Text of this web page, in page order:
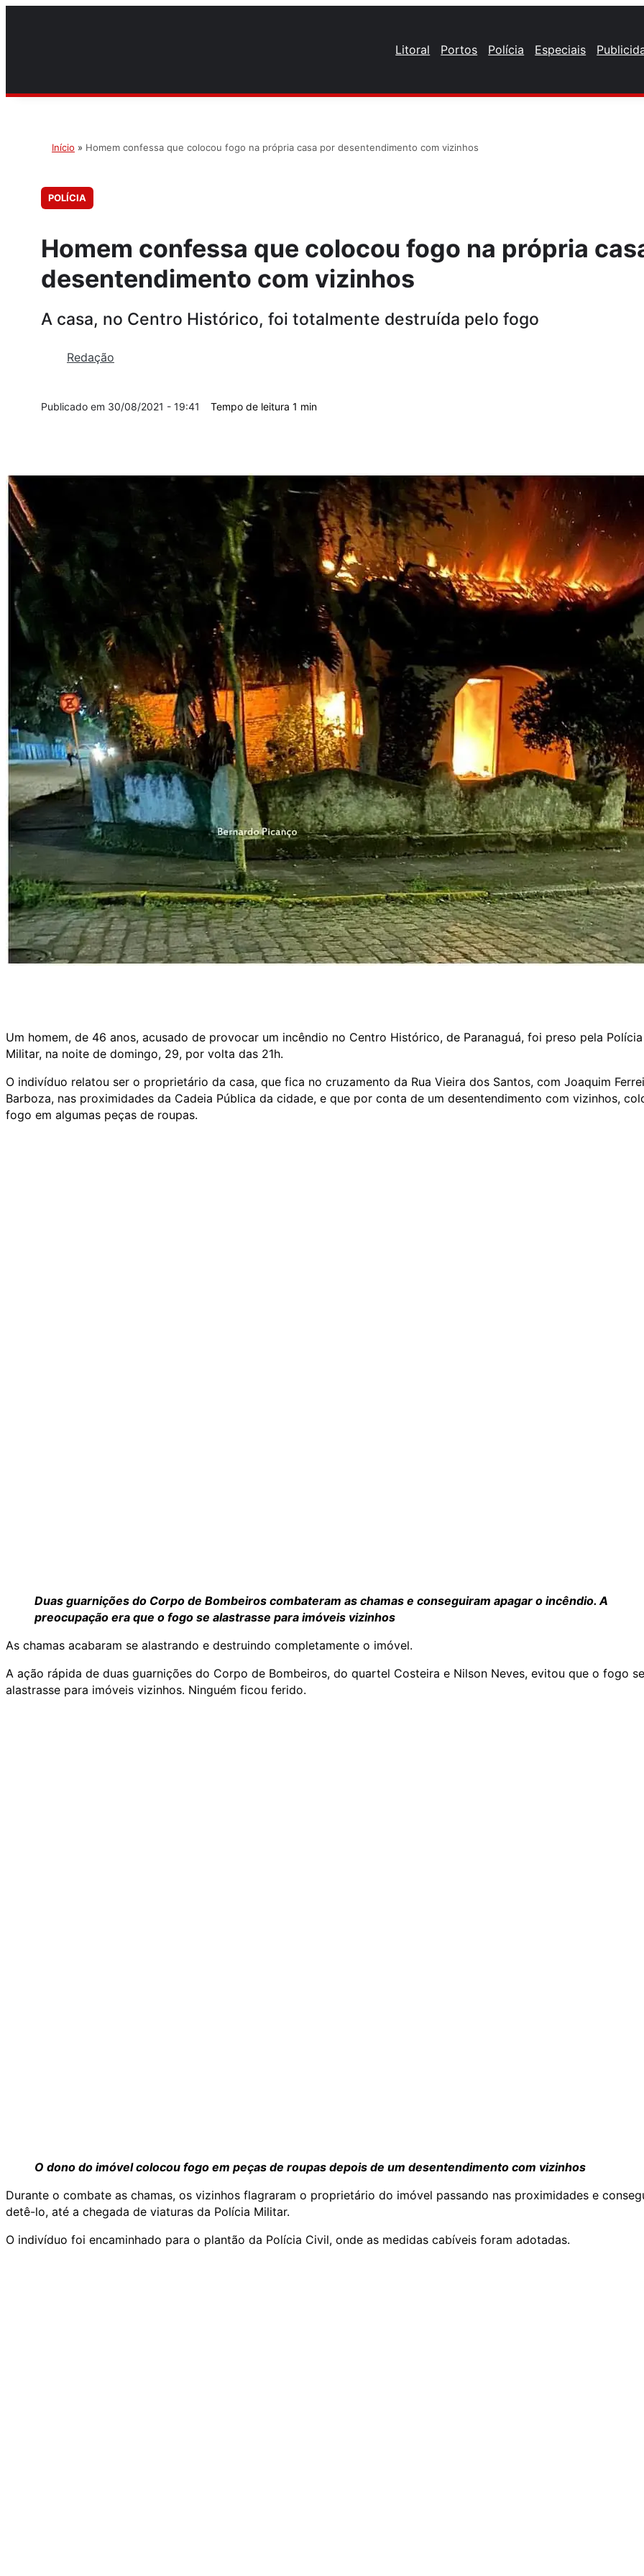
Litoral Portos Polícia Especiais
Início » Homem confessa que colocou fogo na própria casa por desentendimento com vizinhos
POLÍCIA
Homem confessa que colocou fogo na própria
desentendimento com vizinhos
A casa, no Centro Histórico, foi totalmente destruída pelo fogo
Redação
30/08/2021 - 19:41
Um homem, de 46 anos, acusado de provocar um incêndio no Centro Histórico, de Paranaguá, foi preso pela Polícia
Militar, na noite de domingo, 29, por volta das 21h.
O indivíduo relatou ser o proprietário da casa, que fica no cruzamento da Rua Vieira dos Santos, com Joaquim
Barboza, nas proximidades da Cadeia Pública da cidade, e que por conta de um desentendimento com vizinhos,
fogo em algumas peças de roupas.
Duas guarnições do Corpo de Bombeiros combateram as chamas e conseguiram apagar o incêndio. A
preocupação era que o fogo se alastrasse para imóveis vizinhos
As chamas acabaram se alastrando e destruindo completamente o imóvel.
A ação rápida de duas guarnições do Corpo de Bombeiros, do quartel Costeira e Nilson Neves, evitou que o fogo se
alastrasse para imóveis vizinhos. Ninguém ficou ferido.
O dono do imóvel colocou fogo em peças de roupas depois de um desentendimento com vizinhos
Durante o combate as chamas, os vizinhos flagraram o proprietário do imóvel passando nas proximidades e
detê-lo, até a chegada de viaturas da Polícia Militar.
O indivíduo foi encaminhado para o plantão da Polícia Civil, onde as medidas cabíveis foram adotadas.